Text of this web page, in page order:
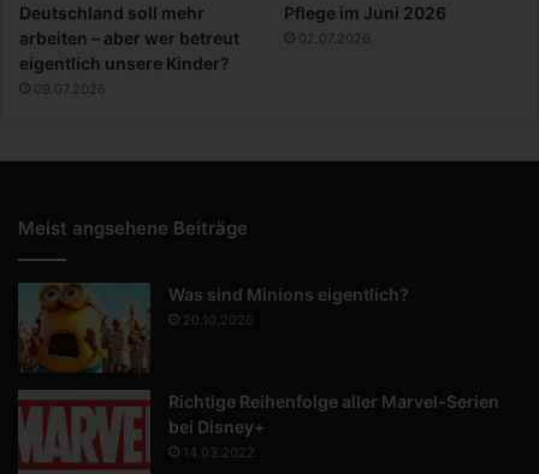
Deutschland soll mehr
arbeiten – aber wer betreut
eigentlich unsere Kinder?
09.07.2026
Pflege im Juni 2026
02.07.2026
Meist angsehene Beiträge
Was sind Minions eigentlich?
20.10.2020
Richtige Reihenfolge aller Marvel-Serien
bei Disney+
14.03.2022